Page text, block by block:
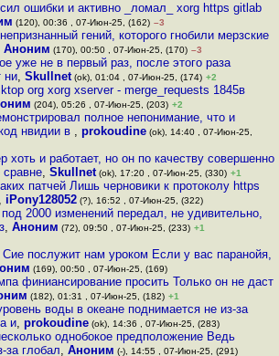
ошибки и активно _ломал_ xorg https gitlab
(120), 00:36 , 07-Июн-25, (162) –3
гений, которого гнобили мерзские
Аноним (170), 00:50 , 07-Июн-25, (170) –3
уже не в первый раз, после этого раза
ни, Skullnet(ok), 01:04 , 07-Июн-25, (174) +2
org xorg xserver - merge_requests 1845в
(204), 05:26 , 07-Июн-25, (203) +2
полное непонимание, что и
нвидии в , prokoudine(ok), 14:40 , 07-Июн-25,
хоть и работает, но он по качеству совершенно
,Skullnet (ok), 17:20 , 07-Июн-25, (330) +1
патчей Лишь черновики к протоколу https
iPony128052(?), 16:52 , 07-Июн-25, (322)
2000 изменений передал, не удивительно,
, Аноним (72), 09:50 , 07-Июн-25, (233) +1
Сие послужит нам уроком Если у вас паранойя,
(169), 00:50 , 07-Июн-25, (169)
финиансирование просить Только он не даст
(182), 01:31 , 07-Июн-25, (182) +1
воды в океане поднимается не из-за
и, prokoudine(ok), 14:36 , 07-Июн-25, (283)
однобокое предположение Ведь
за глобал, Аноним (-), 14:55 , 07-Июн-25, (291)